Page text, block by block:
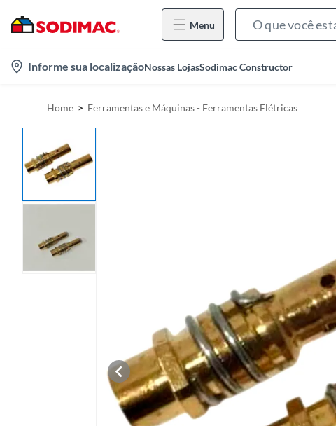
Menu
Informe sua localizaçãoNossas LojasSodimac Constructor
Home Ferramentas e Máquinas - Ferramentas Elétricas